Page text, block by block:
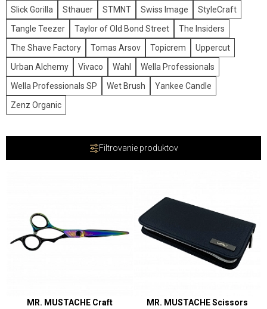
Slick Gorilla
Sthauer STMNT Swiss Image
StyleCraft
Tangle Teezer
Taylor of Old Bond Street
The Insiders
The Shave Factory
Tomas Arsov Topicrem
Uppercut
Urban Alchemy
Vivaco Wahl
Wella Professionals
Wella Professionals SP
Wet Brush
Yankee Candle
Zenz Organic
Filtrovanie produktov
MR. MUSTACHE Craft
MR. MUSTACHE Scissors